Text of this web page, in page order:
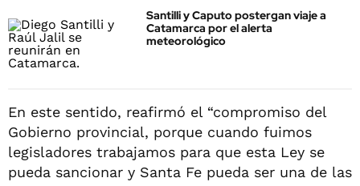
Santilli y Caputo postergan viaje a
Catamarca por el alerta
meteorológico
En este sentido, reafirmó el “compromiso del
Gobierno provincial, porque cuando fuimos
legisladores trabajamos para que esta Ley se
pueda sancionar y Santa Fe pueda ser una de las